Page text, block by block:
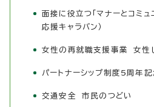
面接に役立つ「マナーとコミュ
応援キャラバン）
女性の再就職支援事業 女性
パートナーシップ制度5周年記
交通安全 市民のつどい